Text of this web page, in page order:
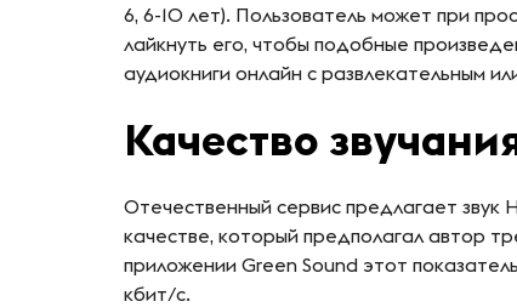
6, 6-10 лет). Пользователь может при
лайкнуть его, чтобы подобные
аудиокниги онлайн с развлекательным
Качество
Отечественный сервис предлагает звук
качестве, который предполагал автор
приложении Green Sound этот
кбит/с.